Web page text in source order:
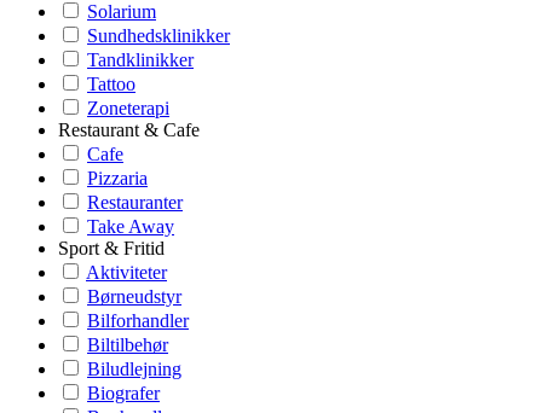
Solarium
Sundhedsklinikker
Tandklinikker
Tattoo
Zoneterapi
Restaurant & Cafe
Cafe
Pizzaria
Restauranter
Take Away
Sport & Fritid
Aktiviteter
Børneudstyr
Bilforhandler
Biltilbehør
Biludlejning
Biografer